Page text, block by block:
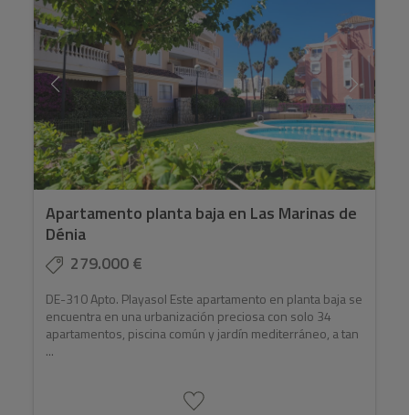
Apartamento planta baja en Las Marinas de
Dénia
279.000 €
DE-310 Apto. Playasol Este apartamento en planta baja se
encuentra en una urbanización preciosa con solo 34
apartamentos, piscina común y jardín mediterráneo, a tan
...